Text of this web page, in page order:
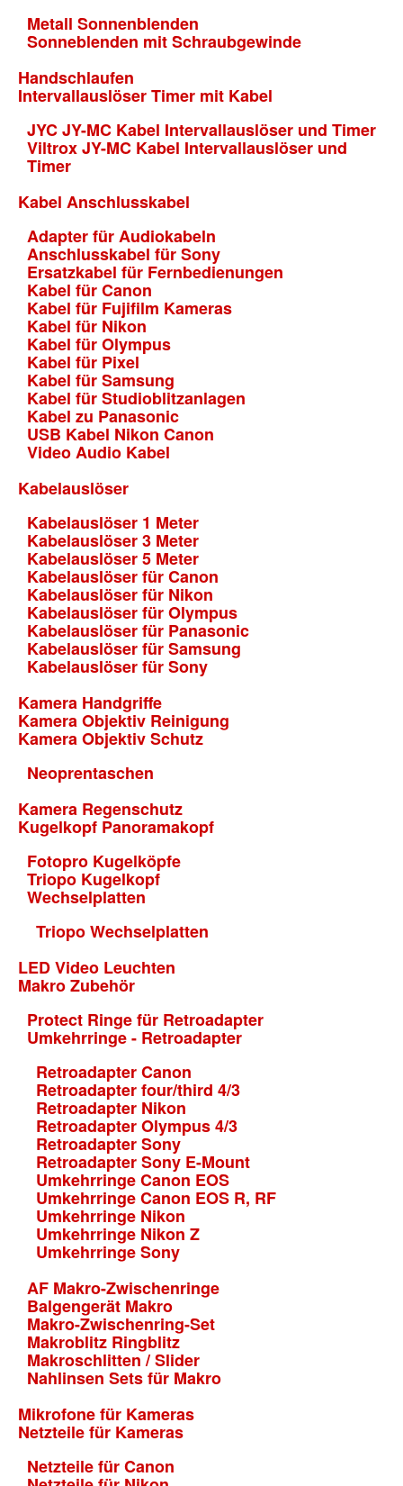
Metall Sonnenblenden
Sonneblenden mit Schraubgewinde
Handschlaufen
Intervallauslöser Timer mit Kabel
JYC JY-MC Kabel Intervallauslöser und Timer
Viltrox JY-MC Kabel Intervallauslöser und
Timer
Kabel Anschlusskabel
Adapter für Audiokabeln
Anschlusskabel für Sony
Ersatzkabel für Fernbedienungen
Kabel für Canon
Kabel für Fujifilm Kameras
Kabel für Nikon
Kabel für Olympus
Kabel für Pixel
Kabel für Samsung
Kabel für Studioblitzanlagen
Kabel zu Panasonic
USB Kabel Nikon Canon
Video Audio Kabel
Kabelauslöser
Kabelauslöser 1 Meter
Kabelauslöser 3 Meter
Kabelauslöser 5 Meter
Kabelauslöser für Canon
Kabelauslöser für Nikon
Kabelauslöser für Olympus
Kabelauslöser für Panasonic
Kabelauslöser für Samsung
Kabelauslöser für Sony
Kamera Handgriffe
Kamera Objektiv Reinigung
Kamera Objektiv Schutz
Neoprentaschen
Kamera Regenschutz
Kugelkopf Panoramakopf
Fotopro Kugelköpfe
Triopo Kugelkopf
Wechselplatten
Triopo Wechselplatten
LED Video Leuchten
Makro Zubehör
Protect Ringe für Retroadapter
Umkehrringe - Retroadapter
Retroadapter Canon
Retroadapter four/third 4/3
Retroadapter Nikon
Retroadapter Olympus 4/3
Retroadapter Sony
Retroadapter Sony E-Mount
Umkehrringe Canon EOS
Umkehrringe Canon EOS R, RF
Umkehrringe Nikon
Umkehrringe Nikon Z
Umkehrringe Sony
AF Makro-Zwischenringe
Balgengerät Makro
Makro-Zwischenring-Set
Makroblitz Ringblitz
Makroschlitten / Slider
Nahlinsen Sets für Makro
Mikrofone für Kameras
Netzteile für Kameras
Netzteile für Canon